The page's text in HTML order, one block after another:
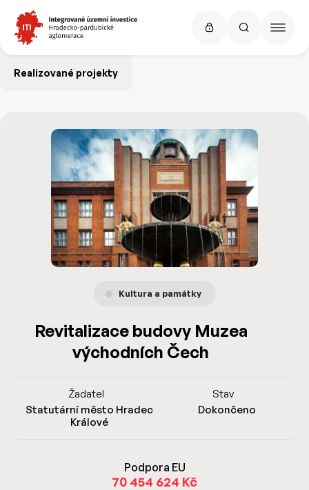
Realizované projekty
Kultura a památky
Revitalizace budovy Muzea
východních Čech
Žadatel
Statutární město Hradec
Králové
Stav
Dokončeno
Podpora EU
70 454 624 Kč